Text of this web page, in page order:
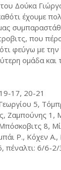
Δούκα
έχουμε
που
φεύγω με
ομάδα και
17, 20-21
5,
Ζαμπούνης
8,
Ρ., Κόχεν
πέναλτι: 6/